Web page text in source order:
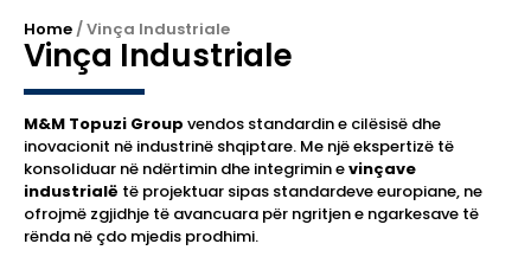
Home / Vinça Industriale
Vinça Industriale
M&M Topuzi Group vendos standardin e cilësisë dhe
inovacionit në industrinë shqiptare. Me një ekspertizë të
konsoliduar në ndërtimin dhe integrimin evinçave
industrialë të projektuar sipas standardeve europiane, ne
ofrojmë zgjidhje të avancuara për ngritjen e ngarkesave të
rënda në çdo mjedis prodhimi.